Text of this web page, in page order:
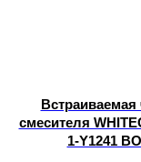
Встраиваемая
смесителя
1-Y1241